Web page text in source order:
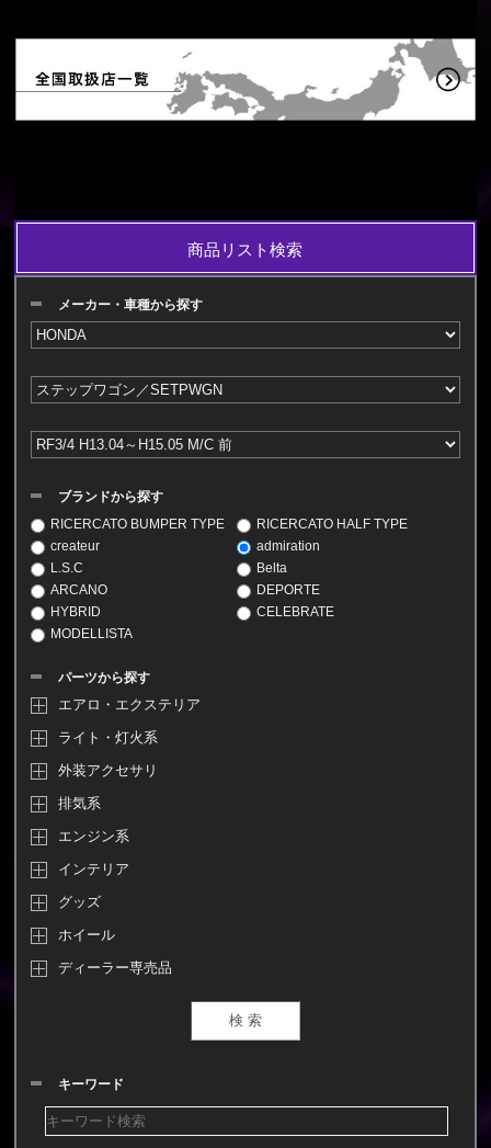
商品リスト検索
メーカー・車種から探す
ブランドから探す
RICERCATO BUMPER TYPE
RICERCATO HALF TYPE
createur
admiration
L.S.C
Belta
ARCANO
DEPORTE
HYBRID
CELEBRATE
MODELLISTA
パーツから探す
エアロ・エクステリア
ライト・灯火系
外装アクセサリ
排気系
エンジン系
インテリア
グッズ
ホイール
ディーラー専売品
キーワード